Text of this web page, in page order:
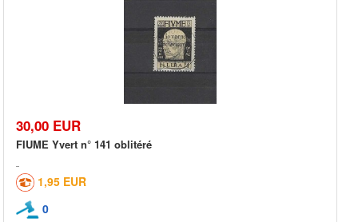
30,00 EUR
FIUME Yvert n° 141 oblitéré
1,95 EUR
0